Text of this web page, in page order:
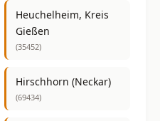
Heuchelheim, Kreis
Gießen
(35452)
Hirschhorn (Neckar)
(69434)